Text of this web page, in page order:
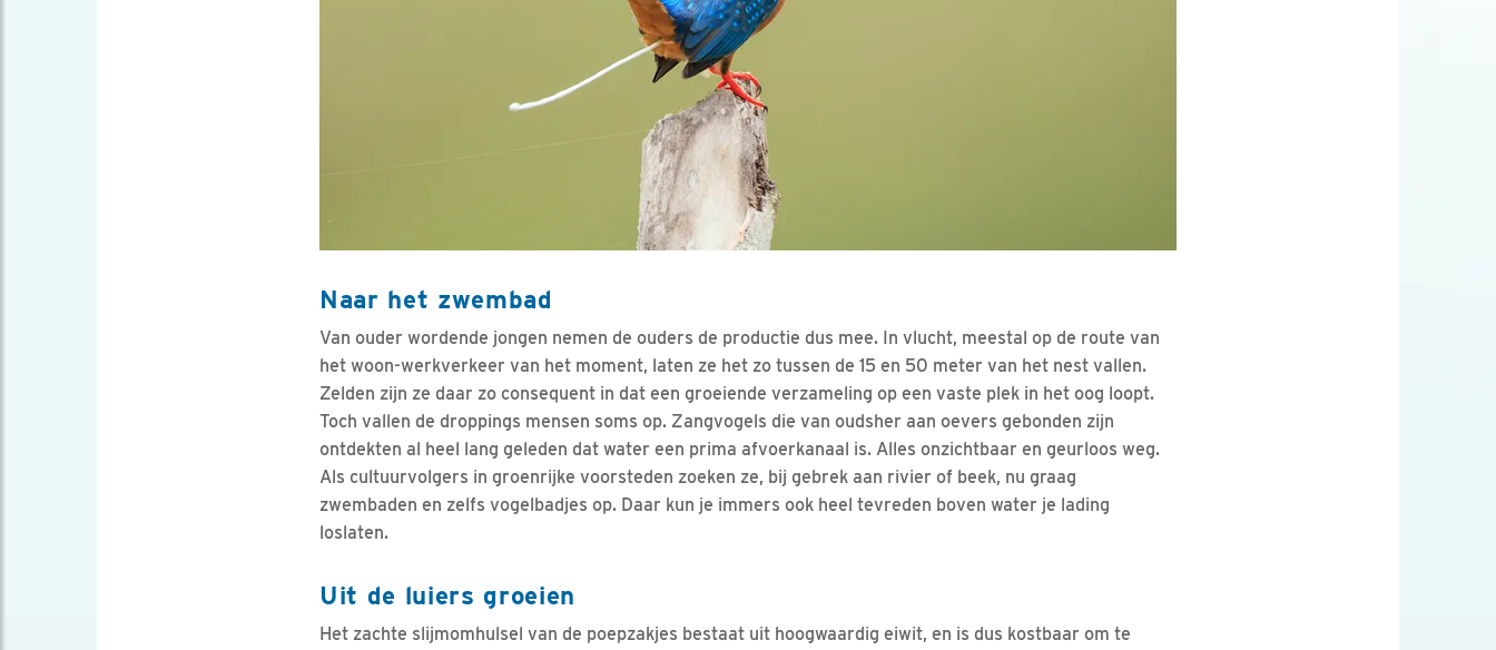
Naar het zwembad
Van ouder wordende jongen nemen de ouders de productie dus mee. In vlucht, meestal op de route van
het woon-werkverkeer van het moment, laten ze het zo tussen de 15 en 50 meter van het nest vallen.
Zelden zijn ze daar zo consequent in dat een groeiende verzameling op een vaste plek in het oog loopt.
Toch vallen de droppings mensen soms op. Zangvogels die van oudsher aan oevers gebonden zijn
ontdekten al heel lang geleden dat water een prima afvoerkanaal is. Alles onzichtbaar en geurloos weg.
Als cultuurvolgers in groenrijke voorsteden zoeken ze, bij gebrek aan rivier of beek, nu graag
zwembaden en zelfs vogelbadjes op. Daar kun je immers ook heel tevreden boven water je lading
loslaten.
Uit de luiers groeien
Het zachte slijmomhulsel van de poepzakjes bestaat uit hoogwaardig eiwit, en is dus kostbaar om te